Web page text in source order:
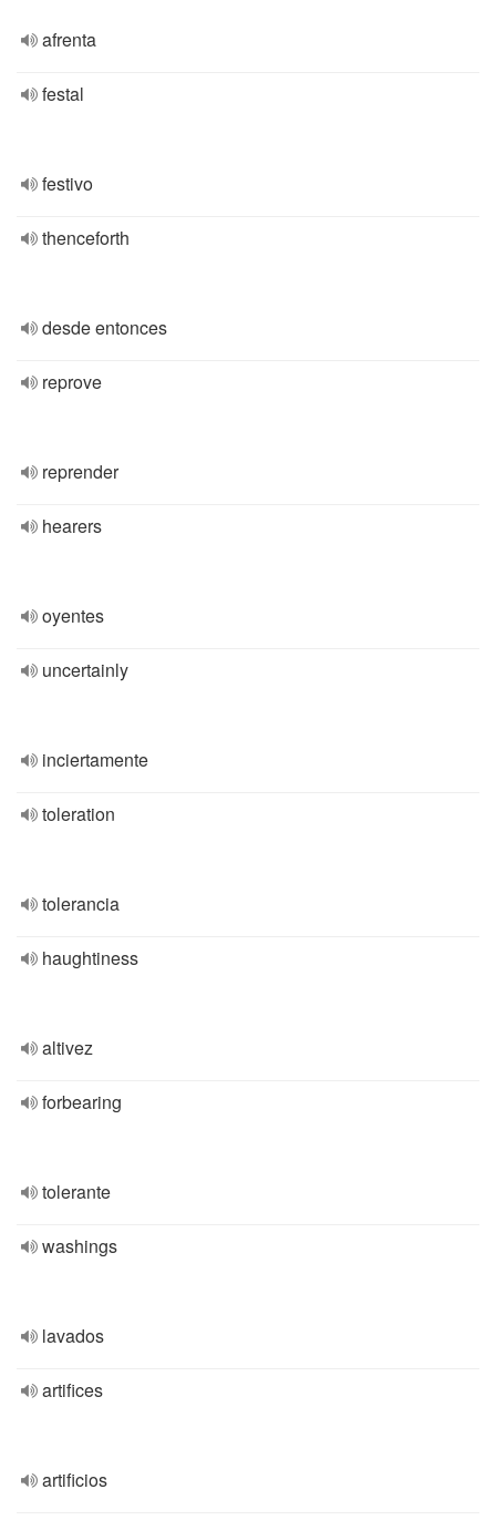
afrenta
festal
festivo
thenceforth
desde entonces
reprove
reprender
hearers
oyentes
uncertainly
inciertamente
toleration
tolerancia
haughtiness
altivez
forbearing
tolerante
washings
lavados
artifices
artificios